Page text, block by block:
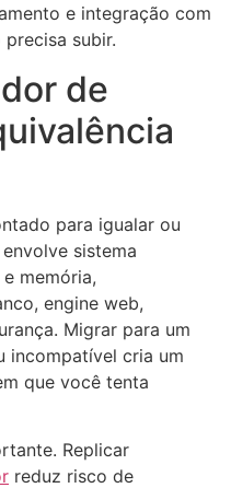
e integração com
subir.
de
para igualar ou
sistema
memória,
engine web,
Migrar para um
incompatível cria um
que você tenta
Replicar
reduz risco de